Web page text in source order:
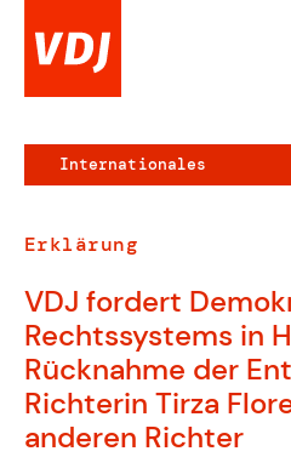
Internationales
Erklärung
VDJ fordert
Rechtssystems in
Rücknahme der
Richterin Tirza
anderen Richter